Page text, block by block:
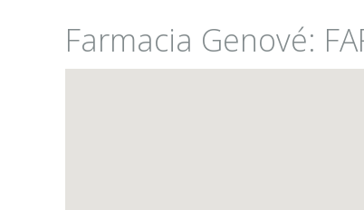
Farmacia Genové: